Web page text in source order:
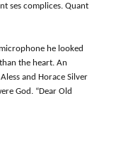
ses complices. Quant
he looked
the heart. An
and Horace Silver
God. “Dear Old